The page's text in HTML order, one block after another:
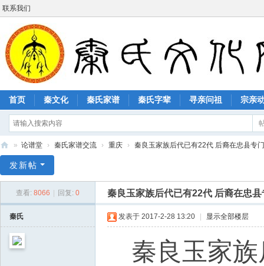
联系我们
首页 秦文化 秦氏家谱 秦氏字辈 寻亲问祖 宗亲
氏
» 论谱堂 › 秦氏家谱交流 › 重庆 › 秦良玉家族后代已有22代 后裔在忠县专
发新帖
查看: 8066 回复: 0 秦良玉家族后代已有22代 后裔在忠
秦氏 发表于 2017-2-28 13:20 显示全部楼层
秦良玉家